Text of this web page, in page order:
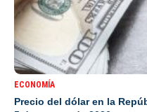
ECONOMÍA
Precio del dólar en la